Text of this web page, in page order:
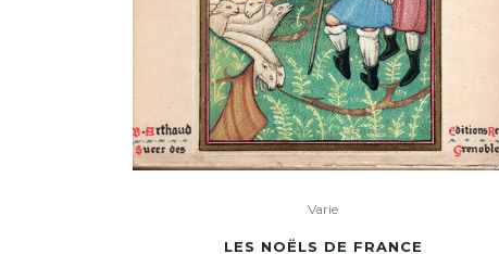
Varie
LES NOËLS DE FRANCE